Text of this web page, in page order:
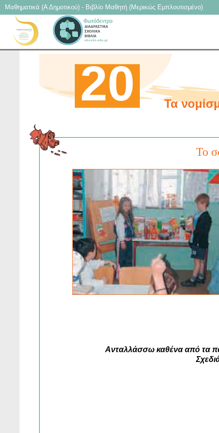
Μαθηματικά (Α Δημοτικού) - Βιβλίο Μαθητή (Mερικώς Εμπλουτισμένο)
20 Τα
To
Ανταλλάσσω καθένα από τα